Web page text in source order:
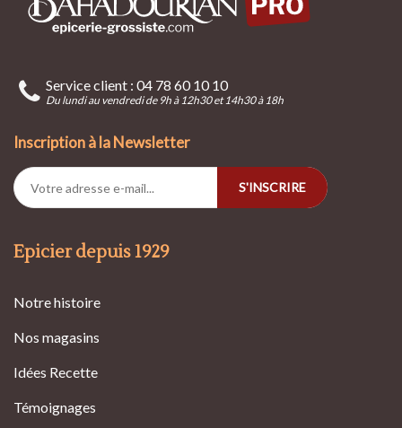
Service client : 04 78 60 10 10
Du lundi au vendredi de 9h à 12h30 et 14h30 à 18h
Inscription à la Newsletter
S'INSCRIRE
Epicier depuis 1929
Notre histoire
Nos magasins
Idées Recette
Témoignages